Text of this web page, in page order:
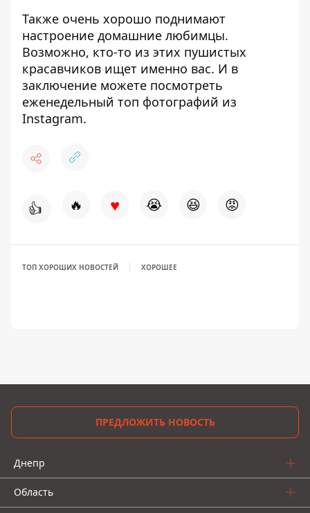
Также очень хорошо поднимают
настроение домашние любимцы.
Возможно, кто-то из этих пушистых
красавчиков ищет именно вас. И в
заключение можете посмотреть
еженедельный топ фотографий из
Instagram.
👍 🔥 ♥ 😭 😆 😡
ТОП ХОРОШИХ НОВОСТЕЙ ХОРОШЕЕ
ПРЕДЛОЖИТЬ НОВОСТЬ
Днепр
Область